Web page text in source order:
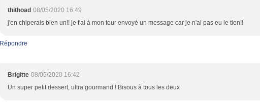
thithoad 08/05/2020 16:49
j'en chiperais bien un!! je t'ai à mon tour envoyé un message car je n'ai pas eu le tien!!
Répondre
Brigitte 08/05/2020 16:42
Un super petit dessert, ultra gourmand ! Bisous à tous les deux